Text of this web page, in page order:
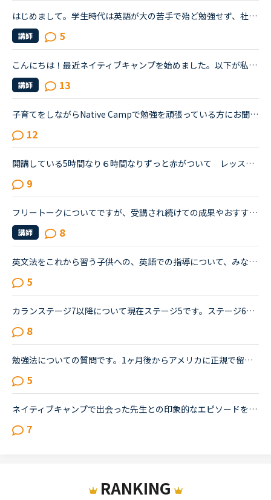
はじめまして。学生時代は英語が大の苦手で殆ど勉強せず、社会人になり海外旅行をきっかけに英語を話せるようになりたいと勉強を始めた者です。リスニングとスピーキング能力を伸ばしたいと思いネイティブキャン...
講師 5
こんにちは！最近ネイティブキャンプを始めました。以下が私の状況です。同じように子供がいるママさんの勉強法や、(そうでない方でも)短期間で効果が出る勉強法など、共感やアドバイスいただけると幸いです！———...
講師 13
子育てをしながらNative Campで勉強を頑張っている方にお聞きしたいです。先月からNative Campで人生初のオンライン英会話を始め、現在に至ります。私には子供が二人いるのですが、まだ子供達が小さく、突発的に...
12
開講している5時間なり６時間なりずっと赤がついて レッスン中 が続く人気講師のレッスンを予約なしで取る秘訣があったらどなたか教えてください。何人かいますが私が見る限り午前中のCarla講師とか夜間のFeb講...
9
フリートークについてですが、受講され続けての成果やおすすめの受講方法、気をつけていることあれば教えていただけないでしょうか。これからはアウトプットも鍛えたいので、フリートークを受講する機会を増やし...
講師 8
英文法をこれから習う子供への、英語での指導について、みなさん、どう思われますか？私は、説明そのものを英語で行うのは、少なくとも中学校の文法の範囲が一通り終わらないと、なかなか厳しいのではないかと思...
5
カランステージ7以降について現在ステージ5です。ステージ6までは絶対に続けようと思い、テキストを購入してあります。（以前こちらで日常会話に必要なのはステージ6までと読んだので）私は英語を聞いても頭の中...
8
勉強法についての質問です。1ヶ月後からアメリカに正規で留学するのですが、その準備で1日に受けるレッスン数をかなり増やしてみたいなと思っています。幸い、今は学校に通ってないので、勉強できる時間がたっぷ...
5
ネイティブキャンプで出会った先生との印象的なエピソードをシェアしませんか？私は最近、カメルーン人の先生のレッスンにハマっています。あるとき先生が「カメルーンやアフリカについて、日本人はどんな印象を...
7
RANKING